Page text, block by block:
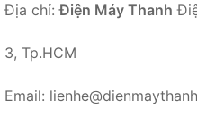
Địa chỉ:Điện Máy Thanh
3, Tp.HCM
Email: